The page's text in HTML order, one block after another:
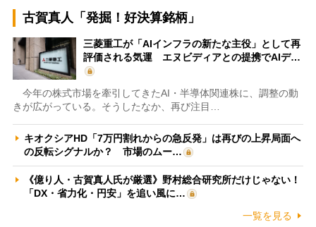
古賀真人「発掘！好決算銘柄」
三菱重工が「AIインフラの新たな主役」として再
評価される気運 エヌビディアとの提携でAIデ…
今年の株式市場を牽引してきたAI・半導体関連株に、調整の動
きが広がっている。そうしたなか、再び注目…
キオクシアHD「7万円割れからの急反発」は再びの上昇局面へ
の反転シグナルか？ 市場のムー…
《億り人・古賀真人氏が厳選》野村総合研究所だけじゃない！
「DX・省力化・円安」を追い風に…
一覧を見る